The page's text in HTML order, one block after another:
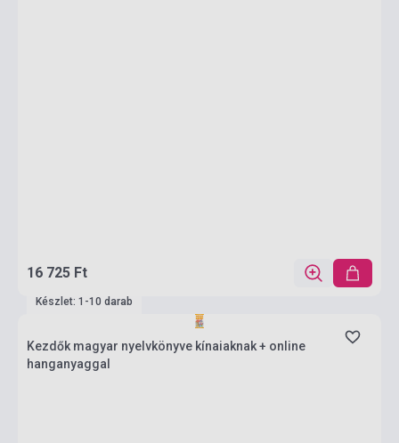
16 725 Ft
Készlet: 1-10 darab
Kezdők magyar nyelvkönyve kínaiaknak + online
hanganyaggal